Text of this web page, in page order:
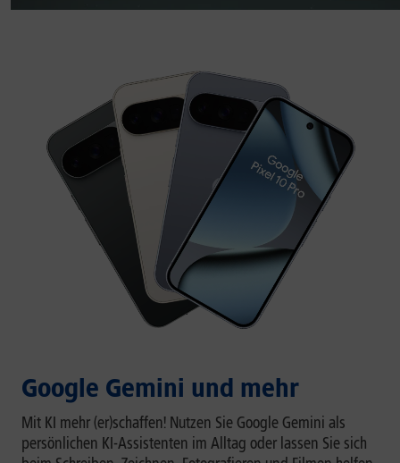
Google Gemini und mehr
Mit KI mehr (er)schaffen! Nutzen Sie Google Gemini als
persönlichen KI-Assistenten im Alltag oder lassen Sie sich